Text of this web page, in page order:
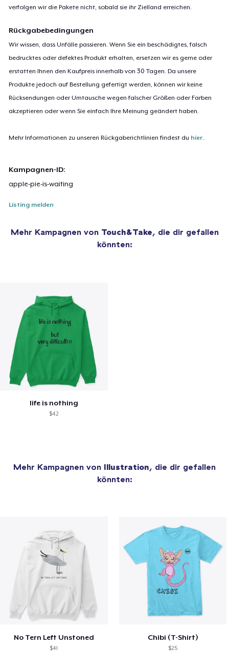
verfolgen wir die Pakete nicht, sobald sie ihr Zielland erreichen.
Rückgabebedingungen
Wir wissen, dass Unfälle passieren. Wenn Sie ein beschädigtes, falsch
bedrucktes oder defektes Produkt erhalten, ersetzen wir es gerne oder
erstatten Ihnen den Kaufpreis innerhalb von 30 Tagen. Da unsere
Produkte jedoch auf Bestellung gefertigt werden, können wir keine
Rücksendungen oder Umtausche wegen falscher Größen oder Farben
akzeptieren oder wenn Sie einfach Ihre Meinung geändert haben.
Mehr Informationen zu unseren Rückgaberichtlinien findest du hier.
Kampagnen-ID:
apple-pie-is-waiting
Listing melden
Mehr Kampagnen von Touch&Take, die dir gefallen
könnten:
life is nothing
$42
Mehr Kampagnen von Illustration, die dir gefallen
könnten:
No Tern Left Unstoned
$41
Chibi (T-Shirt)
$25